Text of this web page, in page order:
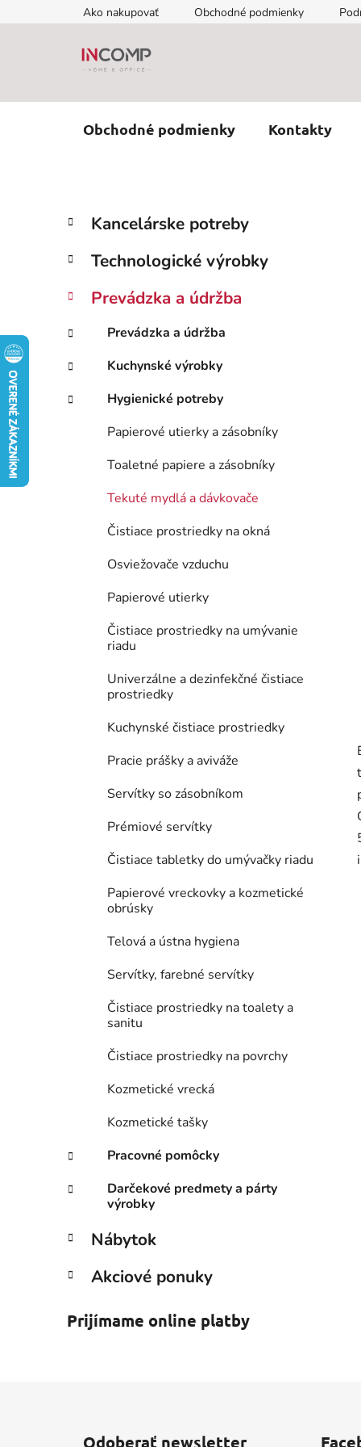
na
Ako nakupovať Obchodné podmienky
Obchodné podmienky Kontakty
B
č
ý
a
n
l
Preskočiť
kategórie
K
a
e
ó
i
Kancelárske potreby
Technologické výrobky
Prevádzka a údržba
Prevádzka a údržba
Kuchynské výrobky
Hygienické potreby
Papierové utierky a zásobníky
Toaletné papiere a zásobníky
Tekuté mydlá a dávkovače
Čistiace prostriedky na okná
Osviežovače vzduchu
Papierové utierky
Čistiace prostriedky na umývanie
riadu
Univerzálne a dezinfekčné čistiace
prostriedky
Kuchynské čistiace prostriedky
Pracie prášky a aviváže
Servítky so zásobníkom
Prémiové servítky
Čistiace tabletky do umývačky riadu
Papierové vreckovky a kozmetické
obrúsky
Telová a ústna hygiena
Servítky, farebné servítky
Čistiace prostriedky na toalety a
sanitu
Čistiace prostriedky na povrchy
Kozmetické vrecká
Kozmetické tašky
Pracovné pomôcky
Darčekové predmety a párty
výrobky
Nábytok
Akciové ponuky
Prijímame online platby
Odoberať newsletter